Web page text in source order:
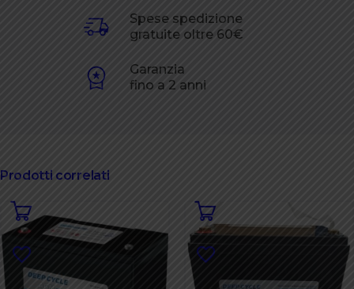
Spese spedizione
gratuite oltre 60€
Garanzia
fino a 2 anni
Prodotti correlati